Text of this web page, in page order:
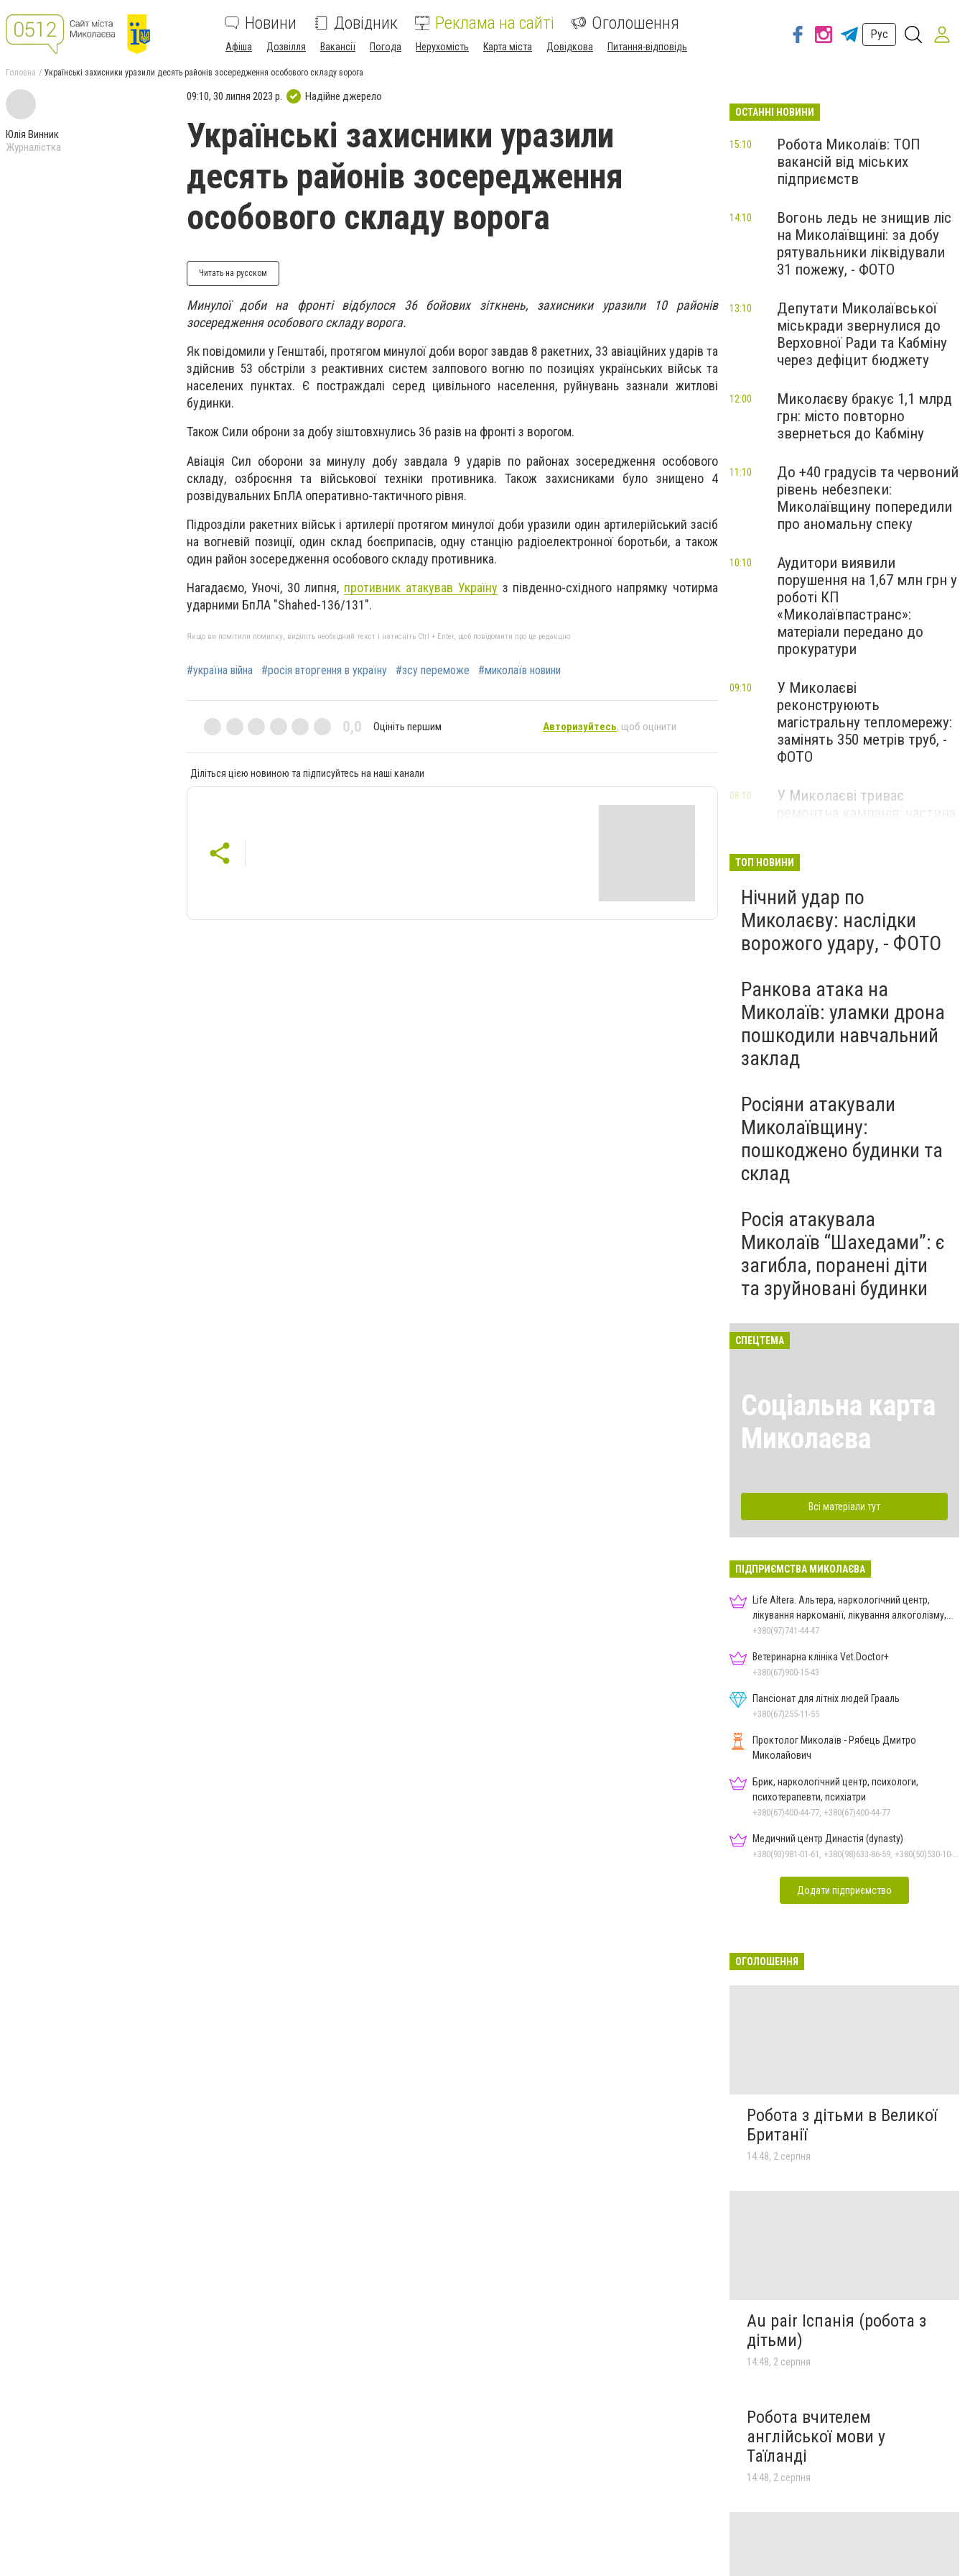
Новини Довідник Реклама на сайті Оголошення
Афіша Дозвілля Вакансії Погода Нерухомість Карта міста Довідкова Питання-відповідь
Рус
Головна Українські захисники уразили десять районів зосередження особового складу ворога
Юлія Винник
Журналістка
09:10, 30 липня 2023 р. Надійне джерело
Українські захисники уразили
десять районів зосередження
особового складу ворога
Читать на русском
Минулої доби на фронті відбулося 36 бойових зіткнень, захисники уразили 10 районів
зосередження особового складу ворога.
Як повідомили у Генштабі, протягом минулої доби ворог завдав 8 ракетних, 33 авіаційних ударів та
здійснив 53 обстріли з реактивних систем залпового вогню по позиціях українських військ та
населених пунктах. Є постраждалі серед цивільного населення, руйнувань зазнали житлові
будинки.
Також Сили оброни за добу зіштовхнулись 36 разів на фронті з ворогом.
Авіація Сил оборони за минулу добу завдала 9 ударів по районах зосередження особового
складу, озброєння та військової техніки противника. Також захисниками було знищено 4
розвідувальних БпЛА оперативно-тактичного рівня.
Підрозділи ракетних військ і артилерії протягом минулої доби уразили один артилерійський засіб
на вогневій позиції, один склад боєприпасів, одну станцію радіоелектронної боротьби, а також
один район зосередження особового складу противника.
Нагадаємо, Уночі, 30 липня, противник атакував Україну з південно-східного напрямку чотирма
ударними БпЛА "Shahed-136/131".
Якщо ви помітили помилку, виділіть необхідний текст і натисніть Ctrl + Enter, щоб повідомити про це редакцію
#україна війна #росія вторгення в україну #зсу переможе #миколаїв новини
0,0 Оцініть першим Авторизуйтесь, щоб оцінити
Діліться цією новиною та підписуйтесь на наші канали
ОСТАННІ НОВИНИ
Робота Миколаїв: ТОП
вакансій від міських
підприємств
15:10
Вогонь ледь не знищив ліс
на Миколаївщині: за добу
рятувальники ліквідували
31 пожежу, - ФОТО
14:10
Депутати Миколаївської
міськради звернулися до
Верховної Ради та Кабміну
через дефіцит бюджету
13:10
Миколаєву бракує 1,1 млрд
грн: місто повторно
звернеться до Кабміну
12:00
До +40 градусів та червоний
рівень небезпеки:
Миколаївщину попередили
про аномальну спеку
11:10
Аудитори виявили
порушення на 1,67 млн грн у
роботі КП
«Миколаївпастранс»:
матеріали передано до
прокуратури
10:10
У Миколаєві
реконструюють
магістральну тепломережу:
замінять 350 метрів труб, -
ФОТО
09:10
У Миколаєві триває
08:10
ТОП НОВИНИ
Нічний удар по
Миколаєву: наслідки
ворожого удару, - ФОТО
Ранкова атака на
Миколаїв: уламки дрона
пошкодили навчальний
заклад
Росіяни атакували
Миколаївщину:
пошкоджено будинки та
склад
Росія атакувала
Миколаїв “Шахедами”: є
загибла, поранені діти
та зруйновані будинки
СПЕЦТЕМА
Соціальна карта
Миколаєва
Всі матеріали тут
ПІДПРИЄМСТВА МИКОЛАЄВА
Life Altera. Альтера, наркологічний центр,
лікування наркоманії, лікування алкоголізму,
зняття ломки
+380(97)741-44-47
Ветеринарна клініка Vet.Doctor+
+380(67)900-15-43
Пансіонат для літніх людей Грааль
+380(67)255-11-55
Проктолог Миколаїв - Рябець Дмитро
Миколайович
Брик, наркологічний центр, психологи,
психотерапевти, психіатри
+380(67)400-44-77, +380(67)400-44-77
Медичний центр Династія (dynasty)
Додати підприємство
ОГОЛОШЕННЯ
Робота з дітьми в Великої
Британії
14:48, 2 серпня
Au pair Іспанія (робота з
дітьми)
14:48, 2 серпня
Робота вчителем
англійської мови у
Таїланді
14:48, 2 серпня